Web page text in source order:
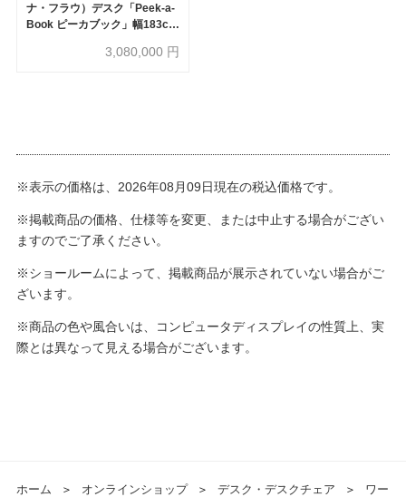
ナ・フラウ）デスク「Peek-a-
Book ピーカブック」幅183cm
3,080,000 円
※表示の価格は、2026年08月09日現在の税込価格です。
※掲載商品の価格、仕様等を変更、または中止する場合がござい
ますのでご了承ください。
※ショールームによって、掲載商品が展示されていない場合がご
ざいます。
※商品の色や風合いは、コンピュータディスプレイの性質上、実
際とは異なって見える場合がございます。
ホーム ＞ オンラインショップ ＞ デスク・デスクチェア ＞
ワー